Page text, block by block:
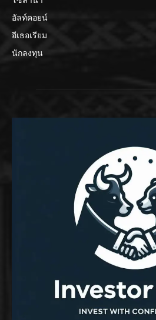
อัลท์คอยน์
อีเธอเรียม
นักลงทุน